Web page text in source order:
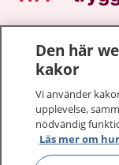
På 1177.se får
sjukdomar och
Logga in för att
vårdärenden.
1177 ger dig
Den här
kakor
Vi använder
upplevelse,
nödvändig
Läs mer om